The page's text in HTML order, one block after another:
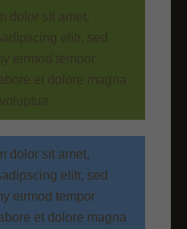
dolor sit amet,
elitr, sed
eirmod tempor
et dolore magna
dolor sit amet,
elitr, sed
eirmod tempor
et dolore magna